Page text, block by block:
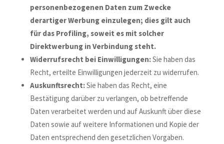
personenbezogenen Daten zum Zwecke
derartiger Werbung einzulegen; dies gilt auch
für das Profiling, soweit es mit solcher
Direktwerbung in Verbindung steht.
Widerrufsrecht bei Einwilligungen:Sie haben das
Recht, erteilte Einwilligungen jederzeit zu widerrufen.
Auskunftsrecht:Sie haben das Recht, eine
Bestätigung darüber zu verlangen, ob betreffende
Daten verarbeitet werden und auf Auskunft über diese
Daten sowie auf weitere Informationen und Kopie der
Daten entsprechend den gesetzlichen Vorgaben.